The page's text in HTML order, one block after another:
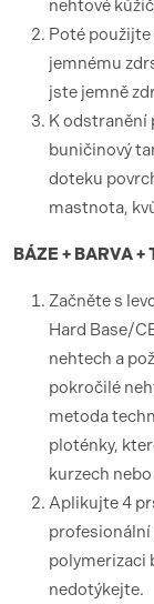
nehtové
Poté
jemnému
jste jemně
K odstranění
buničinový
doteku
mastnota,
BÁZE + BARVA +
Začněte s
Hard Base/
nehtech a
pokročilé
metoda
ploténky,
kurzech
Aplikujte 4
profesionální
polymerizaci
nedotýkejte.